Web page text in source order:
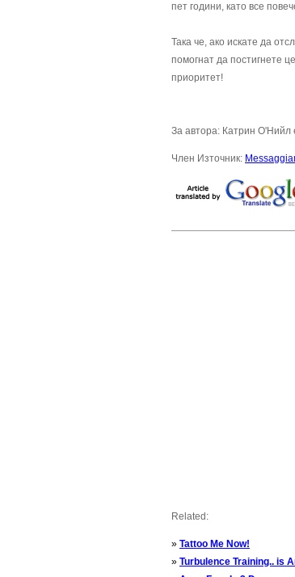
пет години, като все
Така че, ако искате да
помогнат да постигнете
приоритет!
За автора: Катрин О'Нийл
Член Източник:
Related:
» Tattoo Me Now!
» Turbulence Training.. is